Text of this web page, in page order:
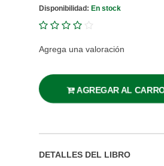
Disponibilidad: En stock
Agrega una valoración
AGREGAR AL
DETALLES DEL LIBRO